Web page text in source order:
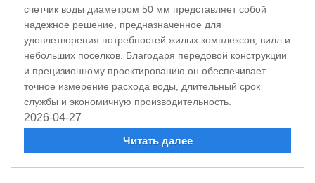
счетчик воды диаметром 50 мм представляет собой
надежное решение, предназначенное для
удовлетворения потребностей жилых комплексов, вилл и
небольших поселков. Благодаря передовой конструкции
и прецизионному проектированию он обеспечивает
точное измерение расхода воды, длительный срок
службы и экономичную производительность.
2026-04-27
Читать далее